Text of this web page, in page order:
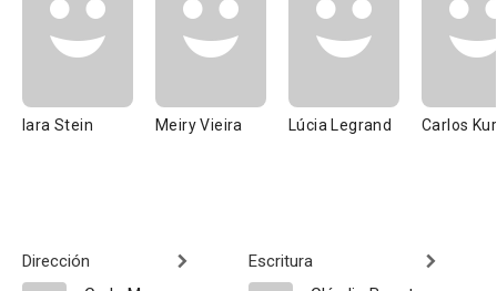
Iara Stein Meiry Vieira Lúcia Legrand Carlos
Dirección
Escritura